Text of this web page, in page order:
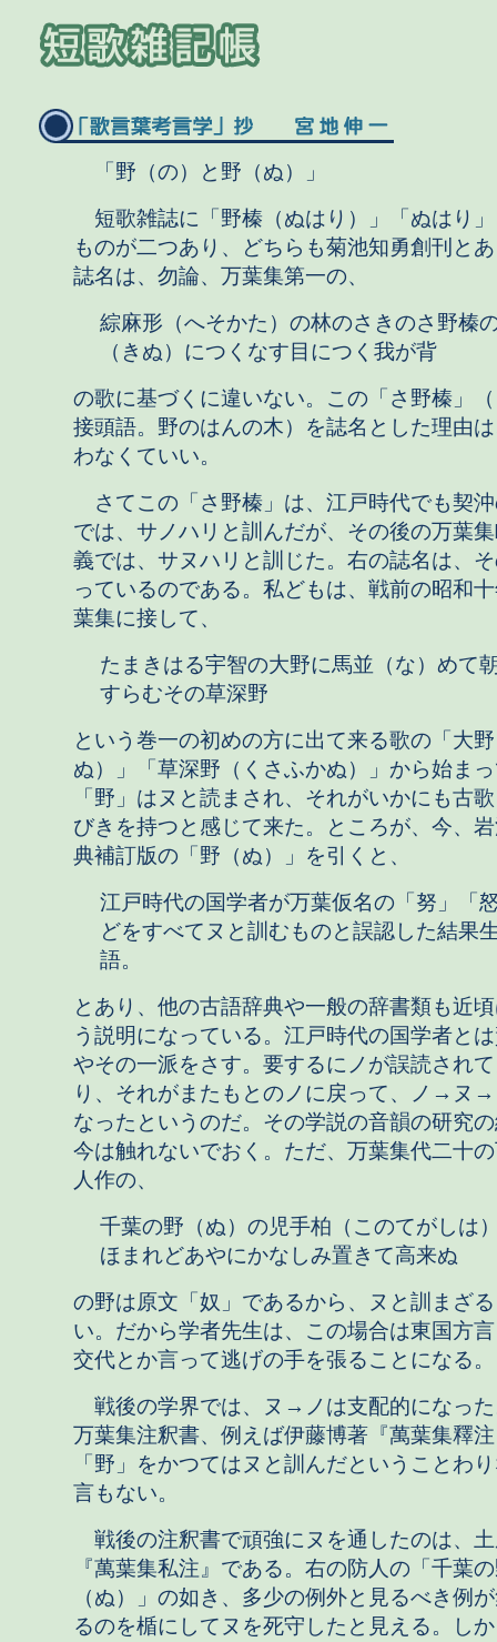
「野（の）と野（ぬ）」
短歌雑誌に「野榛（ぬはり）」「ぬはり
ものが二つあり、どちらも菊池知勇創刊と
誌名は、勿論、万葉集第一の、
綜麻形（へそかた）の林のさきのさ野榛
（きぬ）につくなす目につく我が背
の歌に基づくに違いない。この「さ野榛」
接頭語。野のはんの木）を誌名とした理由
わなくていい。
さてこの「さ野榛」は、江戸時代でも契
では、サノハリと訓んだが、その後の万葉
義では、サヌハリと訓じた。右の誌名は、
っているのである。私どもは、戦前の昭和
葉集に接して、
たまきはる宇智の大野に馬並（な）めて
すらむその草深野
という巻一の初めの方に出て来る歌の「大
ぬ）」「草深野（くさふかぬ）」から始ま
「野」はヌと読まされ、それがいかにも古
びきを持つと感じて来た。ところが、今、
典補訂版の「野（ぬ）」を引くと、
江戸時代の国学者が万葉仮名の「努」「
どをすべてヌと訓むものと誤認した結果
語。
とあり、他の古語辞典や一般の辞書類も近
う説明になっている。江戸時代の国学者と
やその一派をさす。要するにノが誤読され
り、それがまたもとのノに戻って、ノ→ヌ
なったというのだ。その学説の音韻の研究
今は触れないでおく。ただ、万葉集代二十
人作の、
千葉の野（ぬ）の児手柏（このてがしは
ほまれどあやにかなしみ置きて高来ぬ
の野は原文「奴」であるから、ヌと訓まざ
い。だから学者先生は、この場合は東国方
交代とか言って逃げの手を張ることになる。
戦後の学界では、ヌ→ノは支配的になっ
万葉集注釈書、例えば伊藤博著『萬葉集釋
「野」をかつてはヌと訓んだということわ
言もない。
戦後の注釈書で頑強にヌを通したのは、
『萬葉集私注』である。右の防人の「千葉
（ぬ）」の如き、多少の例外と見るべき例
るのを楯にしてヌを死守したと見える。し